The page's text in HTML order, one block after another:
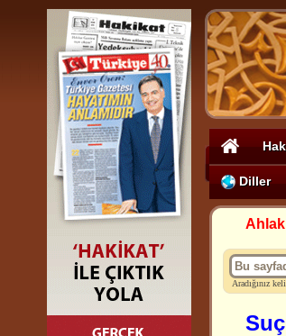
Diller
Aradığınız